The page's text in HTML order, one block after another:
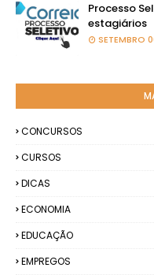
Processo
estagiários
SETEMBRO
CONCURSOS
CURSOS
DICAS
ECONOMIA
EDUCAÇÃO
EMPREGOS